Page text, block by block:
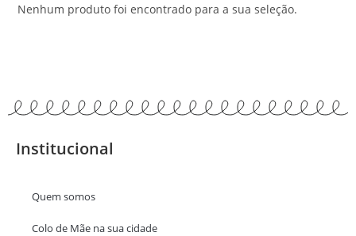
Nenhum produto foi encontrado para a sua seleção.
Institucional
Quem somos
Colo de Mãe na sua cidade